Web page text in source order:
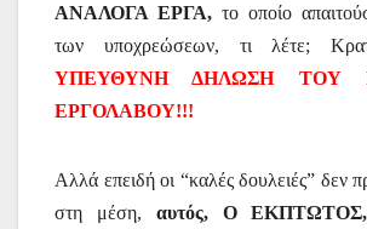
ΑΝΑΛΟΓΑ ΕΡΓΑ, το οποίο
των υποχρεώσεων, τι λέτε;
ΥΠΕΥΘΥΝΗ ΔΗΛΩΣΗ ΤΟΥ
ΕΡΓΟΛΑΒΟΥ!!!
Αλλά επειδή οι “καλές δουλειές” δεν
στη μέση, αυτός, Ο ΕΚΠΤΩΤΟΣ,